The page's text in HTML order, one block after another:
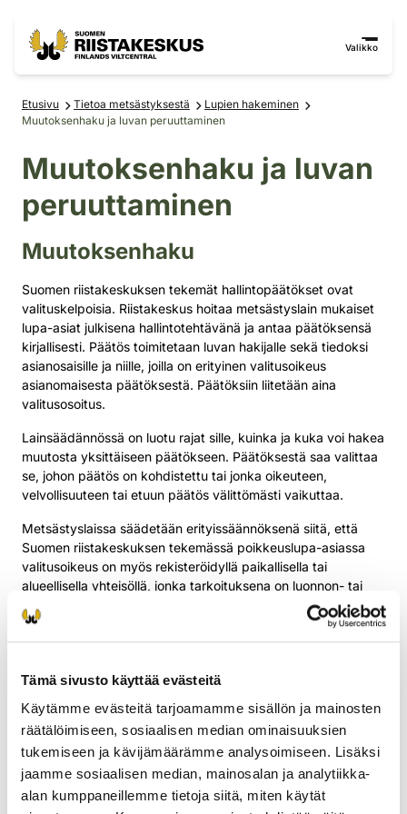
Tämä sivusto käyttää evästeitä
Käytämme evästeitä tarjoamamme sisällön ja mainosten
räätälöimiseen, sosiaalisen median ominaisuuksien
tukemiseen ja kävijämäärämme analysoimiseen. Lisäksi
jaamme sosiaalisen median, mainosalan ja analytiikka-
alan kumppaneillemme tietoja siitä, miten käytät
Valikko
Etusivu Tietoa metsästyksestä
Lupien hakeminen
Muutoksenhaku ja luvan peruuttaminen
Muutoksenhaku ja luvan
peruuttaminen
Muutoksenhaku
Suomen riistakeskuksen tekemät hallintopäätökset ovat
valituskelpoisia. Riistakeskus hoitaa metsästyslain mukaiset
lupa-asiat julkisena hallintotehtävänä ja antaa päätöksensä
kirjallisesti. Päätös toimitetaan luvan hakijalle sekä tiedoksi
asianosaisille ja niille, joilla on erityinen valitusoikeus
asianomaisesta päätöksestä. Päätöksiin liitetään aina
valitusosoitus.
Lainsäädännössä on luotu rajat sille, kuinka ja kuka voi hakea
muutosta yksittäiseen päätökseen. Päätöksestä saa valittaa
se, johon päätös on kohdistettu tai jonka oikeuteen,
velvollisuuteen tai etuun päätös välittömästi vaikuttaa.
Metsästyslaissa säädetään erityissäännöksenä siitä, että
Suomen riistakeskuksen tekemässä poikkeuslupa-asiassa
valitusoikeus on myös rekisteröidyllä paikallisella tai
alueellisella yhteisöllä, jonka tarkoituksena on luonnon- tai
Pyynti- tai poikkeusluvan
peruuttaminen
Suomen riistakeskus voi poliisin tai rajavartiolaitoksen
esityksestä peruuttaa voimassa olevan pyynti- tai
poikkeusluvan, jos luvan saaja rikkoo lakia tai sen nojalla
annettuja säännöksiä. Sama koskee olennaista lupaehtojen
rikkomista.